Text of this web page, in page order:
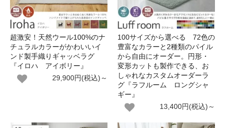
超激安！天然ウール100%のナ
チュラルカラーがかわいいイ
ンド製手織りギャッベラグ
『イロハ アイボリー』
29,900円(税込)～
100サイズから選べる 72色の
豊富なカラーと2種類のパイル
から自由にオーダー。円形・
変形カットも製作できる、お
しゃれなカスタムオーダーラ
グ『ラフルーム ロングシャ
ギー』
13,400円(税込)～